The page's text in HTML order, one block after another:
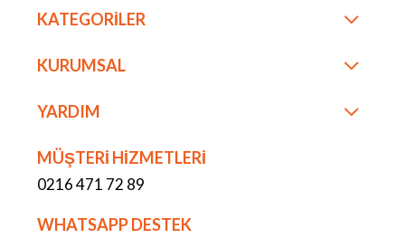
KATEGORİLER
KURUMSAL
YARDIM
MÜŞTERİ HİZMETLERİ
0216 471 72 89
WHATSAPP DESTEK